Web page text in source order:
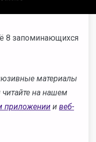
8 запоминающихся
материалы
на нашем
приложении и веб-